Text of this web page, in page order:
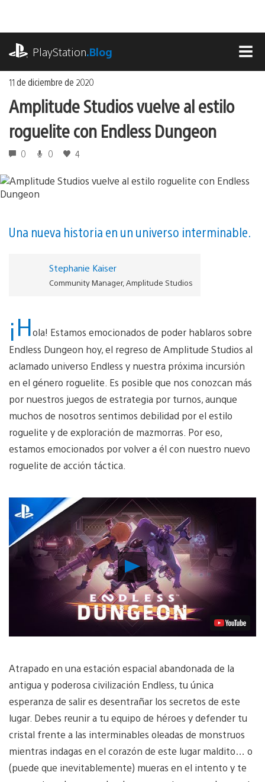
contenido
PlayStation.Blog
11 de diciembre de 2020
Amplitude Studios vuelve al estilo
roguelite con Endless Dungeon
0 0 4
Una nueva historia en un universo interminable.
Stephanie Kaiser
Community Manager, Amplitude Studios
¡Hola! Estamos emocionados de poder hablaros sobre
Endless Dungeon hoy, el regreso de Amplitude Studios al
aclamado universo Endless y nuestra próxima incursión
en el género roguelite. Es posible que nos conozcan más
por nuestros juegos de estrategia por turnos, aunque
muchos de nosotros sentimos debilidad por el estilo
roguelite y de exploración de mazmorras. Por eso,
estamos emocionados por volver a él con nuestro nuevo
roguelite de acción táctica.
Reproducir
vídeo
Atrapado en una estación espacial abandonada de la
antigua y poderosa civilización Endless, tu única
esperanza de salir es desentrañar los secretos de este
lugar. Debes reunir a tu equipo de héroes y defender tu
cristal frente a las interminables oleadas de monstruos
mientras indagas en el corazón de este lugar maldito… o
(puede que inevitablemente) mueras en el intento y te